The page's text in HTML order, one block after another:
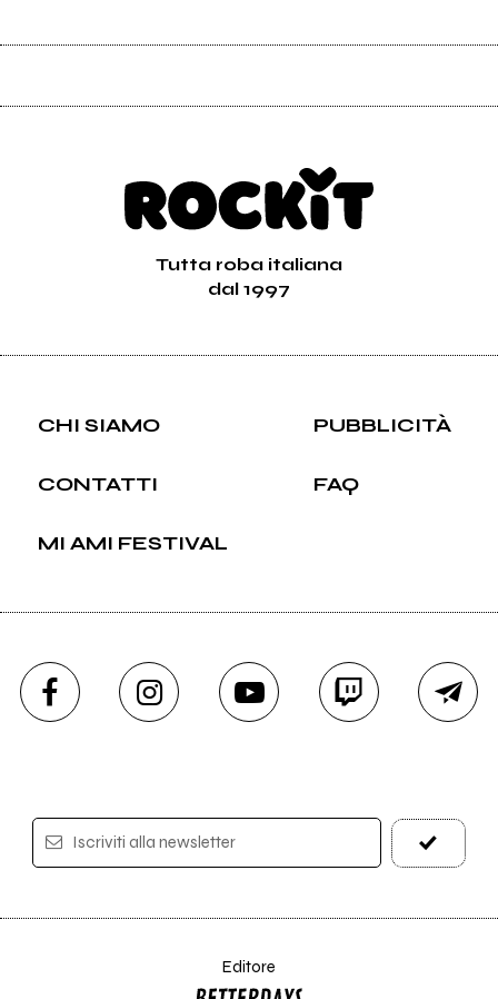
Tutta roba italiana
dal 1997
CHI SIAMO PUBBLICITÀ
CONTATTI FAQ
MI AMI FESTIVAL
Iscriviti alla newsletter
Editore